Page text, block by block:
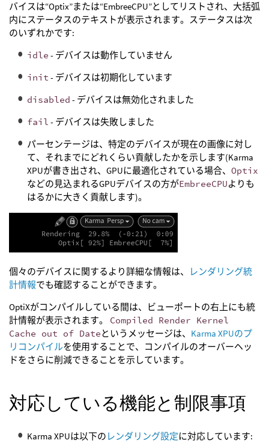
バイスは“Optix”または“EmbreeCPU”としてリストされ、大括弧
内にステータスのテキストが表示されます。ステータスは次
のいずれかです:
idle - デバイスは動作していません
init - デバイスは初期化しています
disabled - デバイスは無効化されました
fail - デバイスは失敗しました
パーセンテージは、特定のデバイスが現在の画像に対し
て、それまでにどれくらい貢献したかを示します(Karma
XPUが書き出され、GPUに最適化されている場合、 Optix
などの見込まれるGPUデバイスの方がEmbreeCPUよりも
はるかに大きく貢献します)。
個々のデバイスに関するより詳細な情報は、
レンダリング統
計情報でも確認することができます。
OptiXがコンパイルしている間は、ビューポートの右上にも統
計情報が表示されます。 Compiled Render Kernel
Cache out of Dateというメッセージは、 Karma XPUのプ
リコンパイルを使用することで、コンパイルのオーバーヘッ
ドをさらに削減できることを示しています。
対応している機能と制限事項
Karma XPUは以下の レンダリング設定に対応しています: